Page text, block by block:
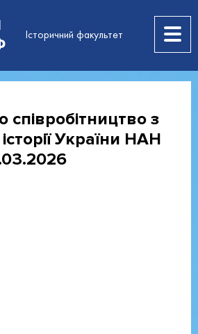
Історичний факультет
співробітництво з
України НАН